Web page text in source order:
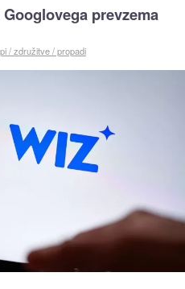
prevzema
/ združitve / propadi